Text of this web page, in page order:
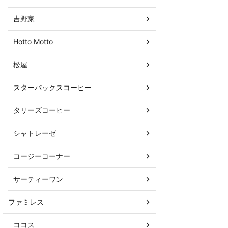
吉野家
Hotto Motto
松屋
スターバックスコーヒー
タリーズコーヒー
シャトレーゼ
コージーコーナー
サーティーワン
ファミレス
ココス